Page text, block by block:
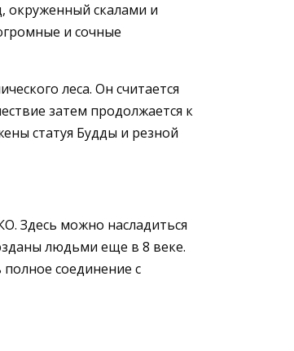
окруженный скалами и
и сочные
леса. Он считается
затем продолжается к
статуя Будды и резной
Здесь можно насладиться
людьми еще в 8 веке.
соединение с